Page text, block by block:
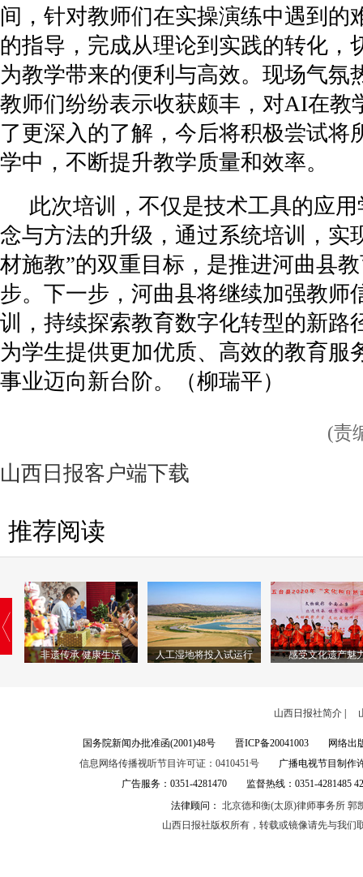
间，针对教师们在实操演练中遇到的
的指导，完成从理论到实践的转化，
为教学带来的便利与高效。现场气氛
教师们纷纷表示收获颇丰，对AI在教
了更深入的了解，今后将积极尝试将
学中，不断提升教学质量和效率。
此次培训，不仅是技术工具的应
念与方法的升级，通过系统培训，实
材施教”的双重目标，是推进河曲县
步。下一步，河曲县将继续加强教师
训，持续探索教育数字化转型的新路
为学生提供更加优质、高效的教育服
事业迈向新台阶。
（柳瑞平）
(责
山西日报客户端下载
推荐阅读
非遗传承 健康生活 人工湿地将投入试运行 感受文化遗产魅
山西日报社简介
国务院新闻办批准函(2001)48号 晋ICP备20041003 网络出
信息网络传播视听节目许可证：0410451号 广播电视节目制作许
广告服务：0351-4281470 监督热线：0351-
法律顾问： 北京德和衡(太原)律师事务所 郭
山西日报社版权所有，转载或镜像请先与我们